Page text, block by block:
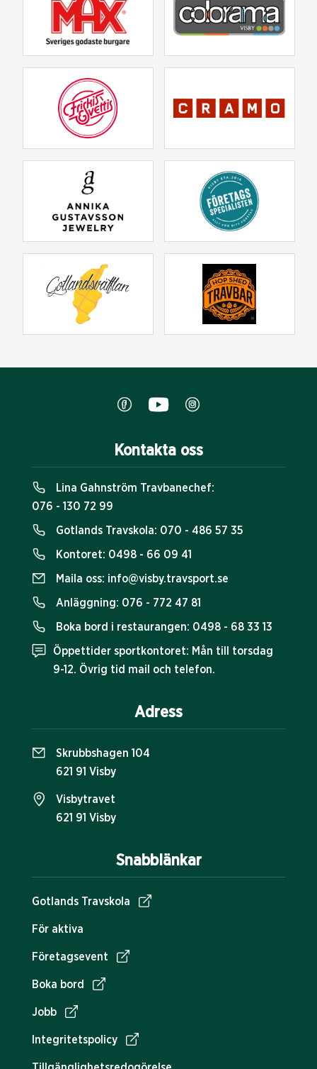
Snabblänkar
Gotlands Travskola
För aktiva
Företagsevent
Boka bord
Jobb
Integritetspolicy
Kontakta oss
Lina Gahnström Travbanechef:
076 - 130 72 99
Gotlands Travskola: 070 - 486 57 35
Kontoret: 0498 - 66 09 41
Maila oss: info@visby.travsport.se
Anläggning: 076 - 772 47 81
Boka bord i restaurangen: 0498 - 68 33 13
Öppettider sportkontoret: Mån till torsdag
9-12. Övrig tid mail och telefon.
Adress
Skrubbshagen 104
621 91 Visby
Visbytravet
621 91 Visby